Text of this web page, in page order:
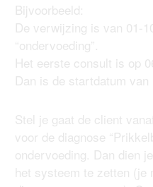
Bijvoorbeeld:
De verwijzing is van 01-
“ondervoeding”.
Het eerste consult is op
Dan is de startdatum
Stel je gaat de client
voor de diagnose
ondervoeding. Dan dien
het systeem te zetten (je